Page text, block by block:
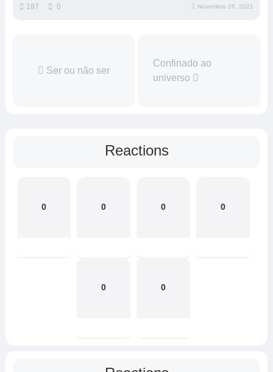
187 0 Novembro 26, 2021
Ser ou não ser
Confinado ao
universo
Reactions
0 0 0 0
0 0